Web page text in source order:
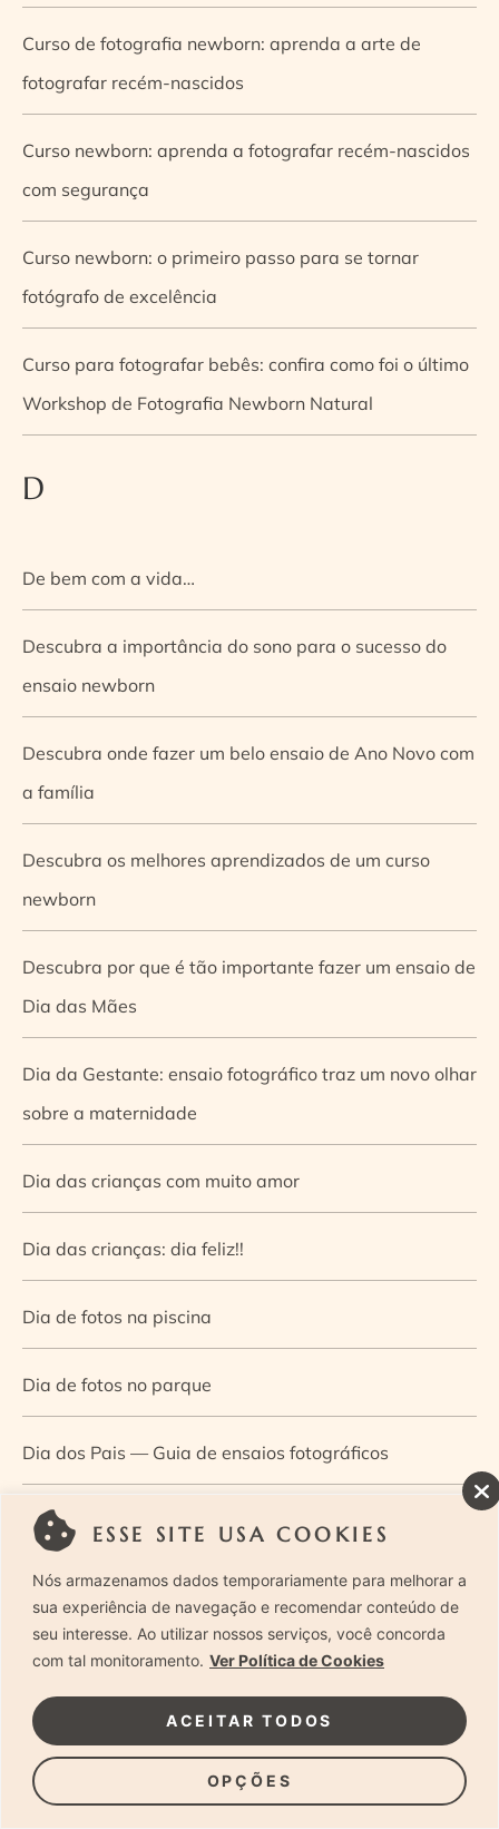
ESSE SITE USA COOKIES
Nós armazenamos dados temporariamente para melhorar a
sua experiência de navegação e recomendar conteúdo de
seu interesse. Ao utilizar nossos serviços, você concorda
com tal monitoramento. Ver Política de Cookies
OPÇÕES
ACEITAR TODOS
Curso de fotografia newborn: aprenda a arte de
fotografar recém-nascidos
Curso newborn: aprenda a fotografar recém-nascidos
com segurança
Curso newborn: o primeiro passo para se tornar
fotógrafo de excelência
Curso para fotografar bebês: confira como foi o último
Workshop de Fotografia Newborn Natural
D
De bem com a vida…
Descubra a importância do sono para o sucesso do
ensaio newborn
Descubra onde fazer um belo ensaio de Ano Novo com
a família
Descubra os melhores aprendizados de um curso
newborn
Descubra por que é tão importante fazer um ensaio de
Dia das Mães
Dia da Gestante: ensaio fotográfico traz um novo olhar
sobre a maternidade
Dia das crianças com muito amor
Dia das crianças: dia feliz!!
Dia de fotos na piscina
Dia de fotos no parque
Dia dos Pais — Guia de ensaios fotográficos
Dia Mundial da Infância: como a fotografia ajuda a
construir a memória e a identidade da criança
Diário de uma grávida e sua pequena
Dica de especialista: como otimizar o fluxo de trabalho
no ensaio newborn?
Dica de especialista: qual o melhor guia de poses para